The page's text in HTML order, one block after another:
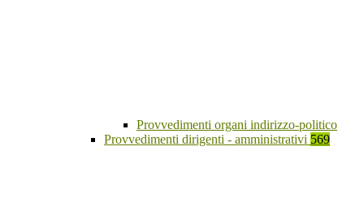
Provvedimenti organi indirizzo-politico
Provvedimenti dirigenti - amministrativi 569